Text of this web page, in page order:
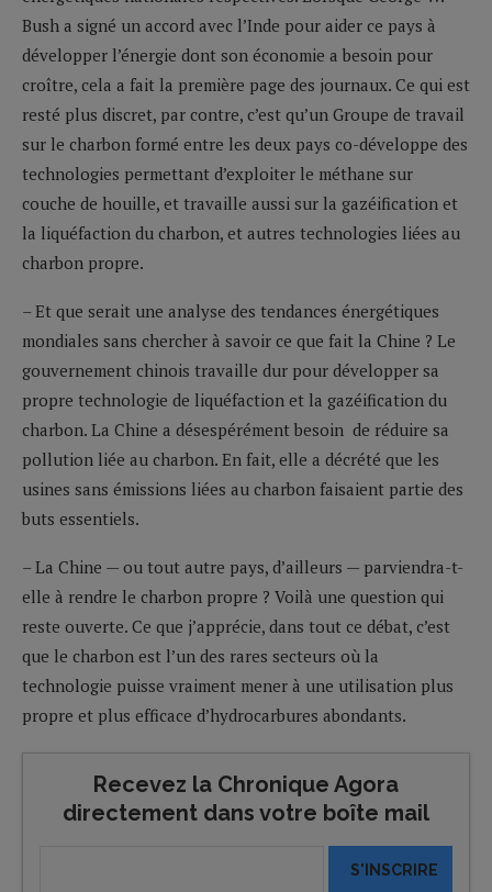
Bush a signé un accord avec l’Inde pour aider ce pays à
développer l’énergie dont son économie a besoin pour
croître, cela a fait la première page des journaux. Ce qui est
resté plus discret, par contre, c’est qu’un Groupe de travail
sur le charbon formé entre les deux pays co-développe des
technologies permettant d’exploiter le méthane sur
couche de houille, et travaille aussi sur la gazéification et
la liquéfaction du charbon, et autres technologies liées au
charbon propre.
– Et que serait une analyse des tendances énergétiques
mondiales sans chercher à savoir ce que fait la Chine ? Le
gouvernement chinois travaille dur pour développer sa
propre technologie de liquéfaction et la gazéification du
charbon. La Chine a désespérément besoin de réduire sa
pollution liée au charbon. En fait, elle a décrété que les
usines sans émissions liées au charbon faisaient partie des
buts essentiels.
– La Chine — ou tout autre pays, d’ailleurs — parviendra-t-
elle à rendre le charbon propre ? Voilà une question qui
reste ouverte. Ce que j’apprécie, dans tout ce débat, c’est
que le charbon est l’un des rares secteurs où la
technologie puisse vraiment mener à une utilisation plus
propre et plus efficace d’hydrocarbures abondants.
Recevez la Chronique Agora
directement dans votre boîte mail
S'INSCRIRE